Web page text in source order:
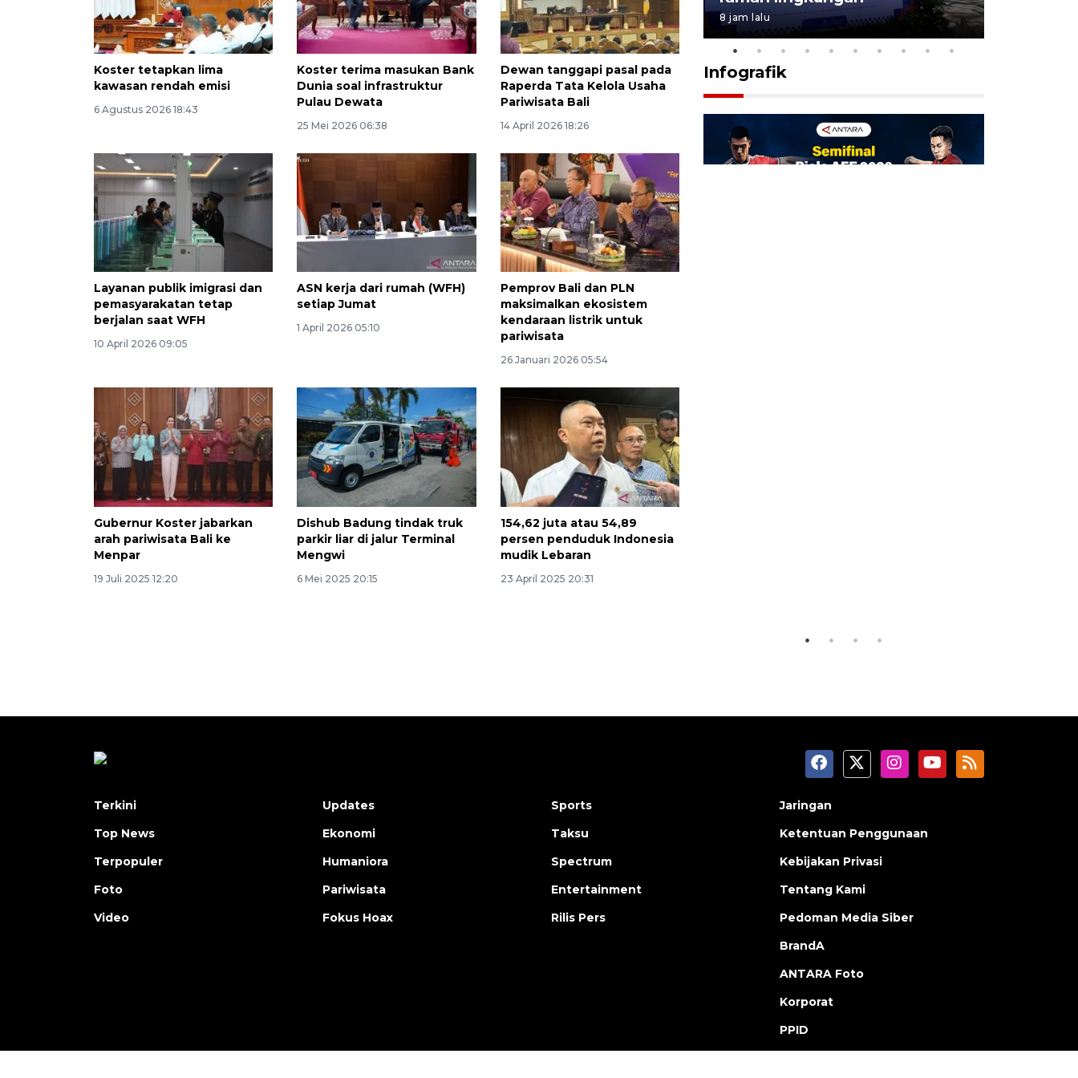
Koster tetapkan lima
kawasan rendah emisi
6 Agustus 2026 18:43
Koster terima masukan Bank
Dunia soal infrastruktur
Pulau Dewata
25 Mei 2026 06:38
Dewan tanggapi pasal pada
Raperda Tata Kelola Usaha
Pariwisata Bali
14 April 2026 18:26
Layanan publik imigrasi dan
pemasyarakatan tetap
berjalan saat WFH
10 April 2026 09:05
ASN kerja dari rumah (WFH)
setiap Jumat
1 April 2026 05:10
Pemprov Bali dan PLN
maksimalkan ekosistem
kendaraan listrik untuk
pariwisata
26 Januari 2026 05:54
Gubernur Koster jabarkan
arah pariwisata Bali ke
Menpar
19 Juli 2025 12:20
Dishub Badung tindak truk
parkir liar di jalur Terminal
Mengwi
6 Mei 2025 20:15
154,62 juta atau 54,89
persen penduduk Indonesia
mudik Lebaran
23 April 2025 20:31
28 Juli 2026 18:10 8 jam lalu
Infografik
semakin memuaskan
Terkini
Top News
Terpopuler
Foto
Video
Updates
Ekonomi
Humaniora
Pariwisata
Fokus Hoax
Sports
Taksu
Spectrum
Entertainment
Rilis Pers
Jaringan
Ketentuan Penggunaan
Kebijakan Privasi
Tentang Kami
Pedoman Media Siber
BrandA
ANTARA Foto
Korporat
PPID